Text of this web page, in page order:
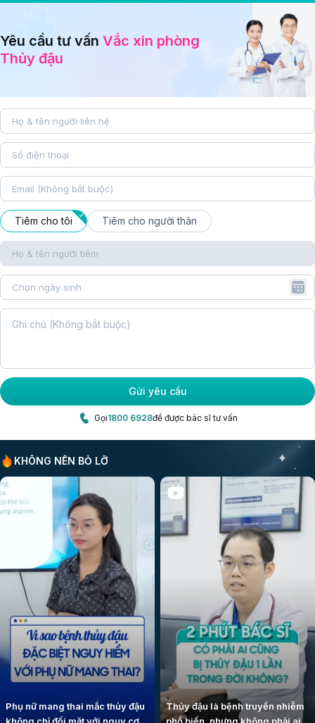
Yêu cầu tư vấn Vắc xin phòng
Thủy đậu
Tiêm cho tôi Tiêm cho người thân
Gửi yêu cầu
Gọi1800 6928để được bác sĩ tư vấn
KHÔNG NÊN BỎ LỠ
Phụ nữ mang thai mắc thủy đậu
Thủy đậu là bệnh truyền nhiễm